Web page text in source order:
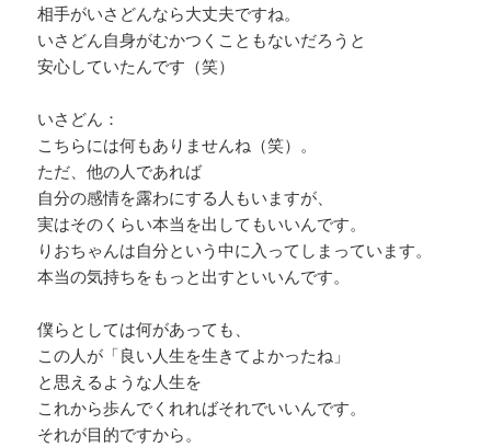
相手がいさどんなら大丈夫ですね。
いさどん自身がむかつくこともないだろうと
安心していたんです（笑）
いさどん：
こちらには何もありませんね（笑）。
ただ、他の人であれば
自分の感情を露わにする人もいますが、
実はそのくらい本当を出してもいいんです。
りおちゃんは自分という中に入ってしまっています。
本当の気持ちをもっと出すといいんです。
僕らとしては何があっても、
この人が「良い人生を生きてよかったね」
と思えるような人生を
これから歩んでくれればそれでいいんです。
それが目的ですから。